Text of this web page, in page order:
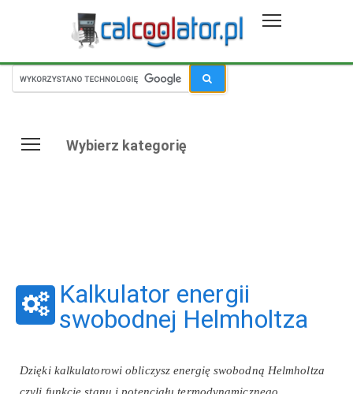
Wybierz kategorię
Kalkulator energii
swobodnej Helmholtza
Dzięki kalkulatorowi obliczysz energię swobodną Helmholtza